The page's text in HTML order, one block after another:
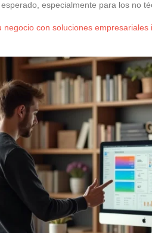
especialmente para los no
negocio con soluciones